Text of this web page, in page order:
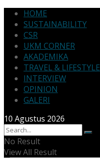
HOME
SUSTAINABILITY
CSR
UKM CORNER
AKADEMIKA
TRAVEL & LIFESTYLE
INTERVIEW
OPINION
GALERI
10 Agustus 2026
No Result
View All Result